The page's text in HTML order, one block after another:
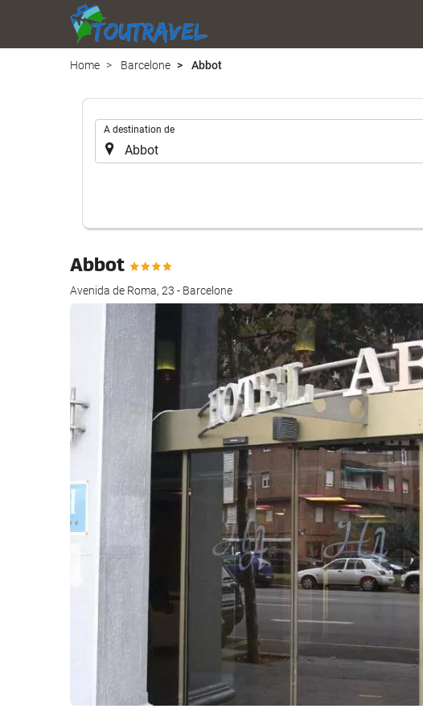
Home Barcelone Abbot
A destination de
Abbot
Avenida de Roma, 23 - Barcelone